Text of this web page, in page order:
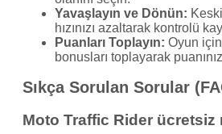
Yavaşlayın ve Dönün:
hızınızı azaltarak kontrolü
Puanları Toplayın: Oyun
bonusları toplayarak
Sıkça Sorulan Sorular
Moto Traffic Rider ücretsiz